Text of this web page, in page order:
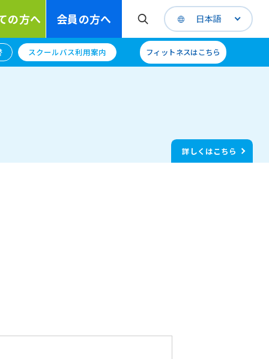
の方へ 会員の方へ 日本語
スクールバス利用案内 フィットネスはこちら
詳しくはこちら